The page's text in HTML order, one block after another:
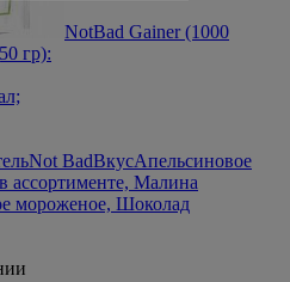
NotBad Gainer (1000
гр):
Not BadВкусАпельсиновое
ассортименте, Малина
мороженое, Шоколад